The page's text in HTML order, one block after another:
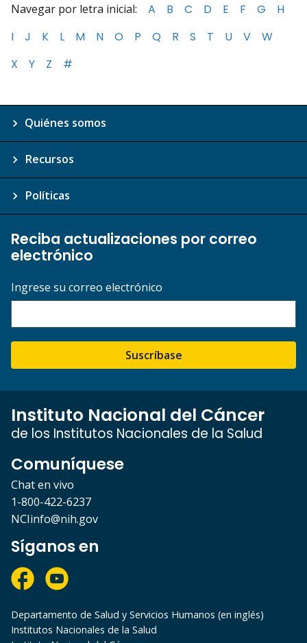
Navegar por letra inicial: A B C D E F G
H
I
J K L M N O P Q R S T U V
W
X
Y Z #
Quiénes somos
Recursos
Políticas
Reciba actualizaciones por correo
electrónico
Ingrese su correo electrónico
Suscríbase
Instituto Nacional del Cáncer
de los Institutos Nacionales de la Salud
Comuníquese
Chat en vivo
1-800-422-6237
NCIinfo@nih.gov
Síganos en
Departamento de Salud y Servicios Humanos (en inglés)
Institutos Nacionales de la Salud